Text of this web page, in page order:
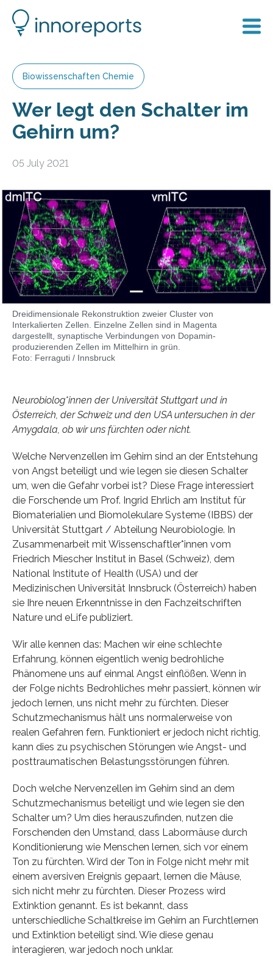
Biowissenschaften Chemie
Wer legt den Schalter im
Gehirn um?
05 July 2021
Dreidimensionale Rekonstruktion zweier Cluster von
Interkalierten Zellen. Einzelne Zellen sind in Magenta
dargestellt, synaptische Verbindungen von Dopamin-
produzierenden Zellen im Mittelhirn in grün.
Foto: Ferraguti / Innsbruck
Neurobiolog*innen der Universität Stuttgart und in
Österreich, der Schweiz und den USA untersuchen in der
Amygdala, ob wir uns fürchten oder nicht.
Welche Nervenzellen im Gehirn sind an der Entstehung
von Angst beteiligt und wie legen sie diesen Schalter
um, wen die Gefahr vorbei ist? Diese Frage interessiert
die Forschende um Prof. Ingrid Ehrlich am Institut für
Biomaterialien und Biomolekulare Systeme (IBBS) der
Universität Stuttgart / Abteilung Neurobiologie. In
Zusammenarbeit mit Wissenschaftler*innen vom
Friedrich Miescher Institut in Basel (Schweiz), dem
National Institute of Health (USA) und der
Medizinischen Universität Innsbruck (Österreich) haben
sie Ihre neuen Erkenntnisse in den Fachzeitschriften
Nature und eLife publiziert.
Wir alle kennen das: Machen wir eine schlechte
Erfahrung, können eigentlich wenig bedrohliche
Phänomene uns auf einmal Angst einflößen. Wenn in
der Folge nichts Bedrohliches mehr passiert, können wir
jedoch lernen, uns nicht mehr zu fürchten. Dieser
Schutzmechanismus hält uns normalerweise von
realen Gefahren fern. Funktioniert er jedoch nicht richtig,
kann dies zu psychischen Störungen wie Angst- und
posttraumatischen Belastungsstörungen führen.
Doch welche Nervenzellen im Gehirn sind an dem
Schutzmechanismus beteiligt und wie legen sie den
Schalter um? Um dies herauszufinden, nutzen die
Forschenden den Umstand, dass Labormäuse durch
Konditionierung wie Menschen lernen, sich vor einem
Ton zu fürchten. Wird der Ton in Folge nicht mehr mit
einem aversiven Ereignis gepaart, lernen die Mäuse,
sich nicht mehr zu fürchten. Dieser Prozess wird
Extinktion genannt. Es ist bekannt, dass
unterschiedliche Schaltkreise im Gehirn an Furchtlernen
und Extinktion beteiligt sind. Wie diese genau
interagieren, war jedoch noch unklar.